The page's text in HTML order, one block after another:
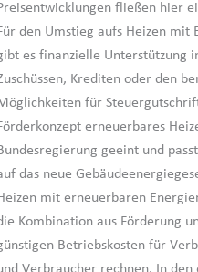
fließen hier
den Umstieg aufs Heizen mit
es finanzielle Unterstützung
Krediten oder den
für
erneuerbares
geeint und
das neue
mit erneuerbaren
Kombination aus Förderung
Betriebskosten für